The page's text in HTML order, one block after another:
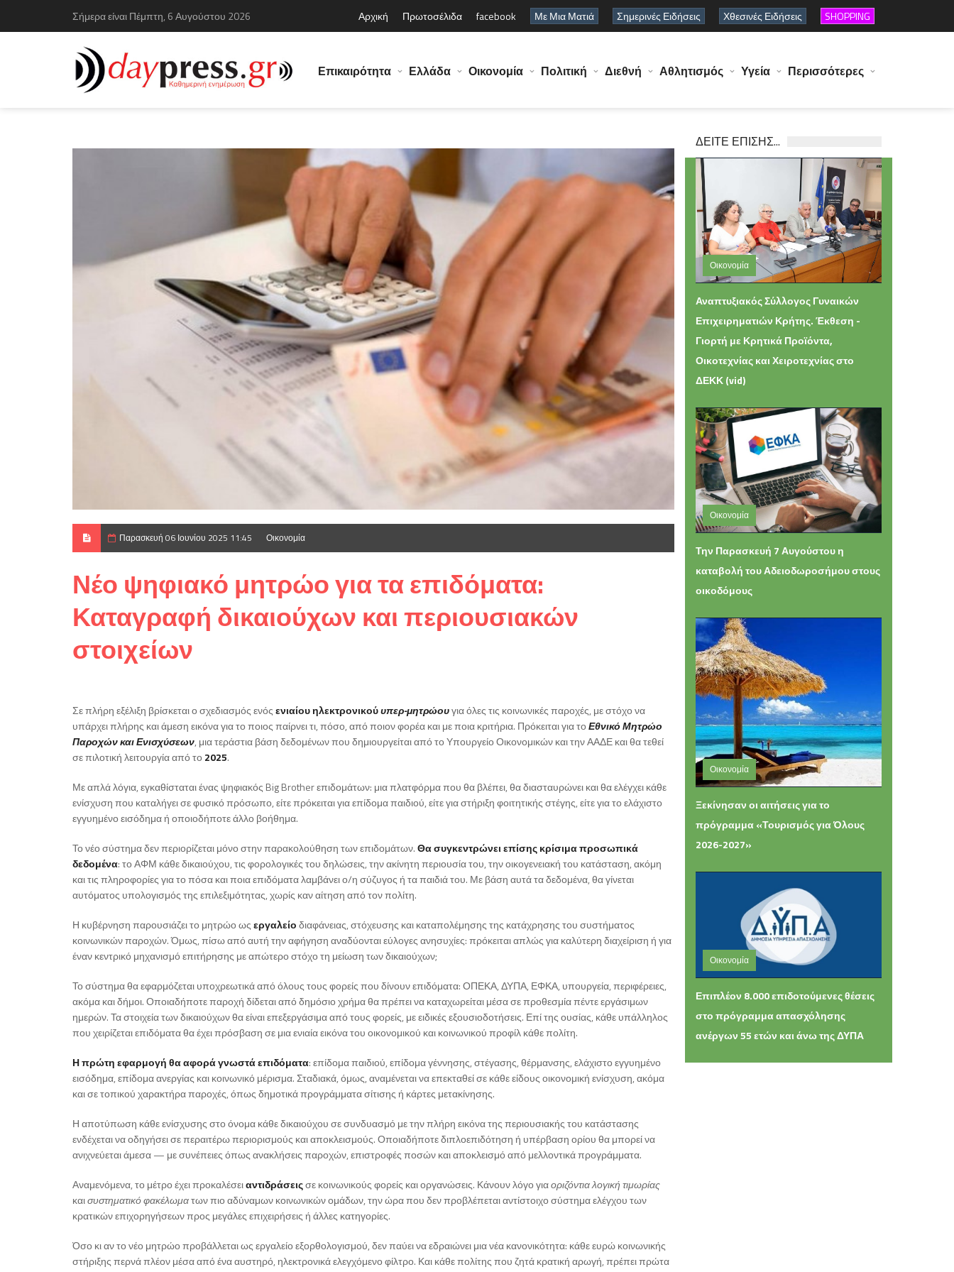
Σήμερα είναι Πέμπτη, 6 Αυγούστου 2026 Αρχική Πρωτοσέλιδα facebook Με Μια Ματιά Σημερινές Ειδήσεις Χθεσινές Ειδήσεις SHOPPING
Επικαιρότητα Ελλάδα Οικονομία Πολιτική Διεθνή Αθλητισμός Υγεία Περισσότερες
Παρασκευή 06 Ιουνίου 2025 11:45 Οικονομία
Νέο ψηφιακό μητρώο για τα επιδόματα:
Καταγραφή δικαιούχων και περιουσιακών
στοιχείων
Σε πλήρη εξέλιξη βρίσκεται ο σχεδιασμός ενόςενιαίου ηλεκτρονικούυπερ-μητρώουγια όλες τις κοινωνικές παροχές, με στόχο να
υπάρχει πλήρης και άμεση εικόνα για το ποιος παίρνει τι, πόσο, από ποιον φορέα και με ποια κριτήρια. Πρόκειται για τοΕθνικό Μητρώο
Παροχών και Ενισχύσεων, μια τεράστια βάση δεδομένων που δημιουργείται από το Υπουργείο Οικονομικών και την ΑΑΔΕ και θα τεθεί
σε πιλοτική λειτουργία από το2025.
Με απλά λόγια, εγκαθίσταται ένας ψηφιακός Big Brother επιδομάτων: μια πλατφόρμα που θα βλέπει, θα διασταυρώνει και θα ελέγχει κάθε
ενίσχυση που καταλήγει σε φυσικό πρόσωπο, είτε πρόκειται για επίδομα παιδιού, είτε για στήριξη φοιτητικής στέγης, είτε για το ελάχιστο
εγγυημένο εισόδημα ή οποιοδήποτε άλλο βοήθημα.
Το νέο σύστημα δεν περιορίζεται μόνο στην παρακολούθηση των επιδομάτων.Θα συγκεντρώνει επίσης κρίσιμα προσωπικά
δεδομένα: το ΑΦΜ κάθε δικαιούχου, τις φορολογικές του δηλώσεις, την ακίνητη περιουσία του, την οικογενειακή του κατάσταση, ακόμη
και τις πληροφορίες για το πόσα και ποια επιδόματα λαμβάνει ο/η σύζυγος ή τα παιδιά του. Με βάση αυτά τα δεδομένα, θα γίνεται
αυτόματος υπολογισμός της επιλεξιμότητας, χωρίς καν αίτηση από τον πολίτη.
Η κυβέρνηση παρουσιάζει το μητρώο ωςεργαλείοδιαφάνειας, στόχευσης και καταπολέμησης της κατάχρησης του συστήματος
κοινωνικών παροχών. Όμως, πίσω από αυτή την αφήγηση αναδύονται εύλογες ανησυχίες: πρόκειται απλώς για καλύτερη διαχείριση ή για
έναν κεντρικό μηχανισμό επιτήρησης με απώτερο στόχο τη μείωση των δικαιούχων;
Το σύστημα θα εφαρμόζεται υποχρεωτικά από όλους τους φορείς που δίνουν επιδόματα: ΟΠΕΚΑ, ΔΥΠΑ, ΕΦΚΑ, υπουργεία, περιφέρειες,
ακόμα και δήμοι. Οποιαδήποτε παροχή δίδεται από δημόσιο χρήμα θα πρέπει να καταχωρείται μέσα σε προθεσμία πέντε εργάσιμων
ημερών. Τα στοιχεία των δικαιούχων θα είναι επεξεργάσιμα από τους φορείς, με ειδικές εξουσιοδοτήσεις. Επί της ουσίας, κάθε υπάλληλος
που χειρίζεται επιδόματα θα έχει πρόσβαση σε μια ενιαία εικόνα του οικονομικού και κοινωνικού προφίλ κάθε πολίτη.
Η πρώτη εφαρμογή θα αφορά γνωστά επιδόματα: επίδομα παιδιού, επίδομα γέννησης, στέγασης, θέρμανσης, ελάχιστο εγγυημένο
εισόδημα, επίδομα ανεργίας και κοινωνικό μέρισμα. Σταδιακά, όμως, αναμένεται να επεκταθεί σε κάθε είδους οικονομική ενίσχυση, ακόμα
και σε τοπικού χαρακτήρα παροχές, όπως δημοτικά προγράμματα σίτισης ή κάρτες μετακίνησης.
Η αποτύπωση κάθε ενίσχυσης στο όνομα κάθε δικαιούχου σε συνδυασμό με την πλήρη εικόνα της περιουσιακής του κατάστασης
ενδέχεται να οδηγήσει σε περαιτέρω περιορισμούς και αποκλεισμούς. Οποιαδήποτε διπλοεπιδότηση ή υπέρβαση ορίου θα μπορεί να
ανιχνεύεται άμεσα — με συνέπειες όπως ανακλήσεις παροχών, επιστροφές ποσών και αποκλεισμό από μελλοντικά προγράμματα.
Αναμενόμενα, το μέτρο έχει προκαλέσειαντιδράσειςσε κοινωνικούς φορείς και οργανώσεις. Κάνουν λόγο γιαοριζόντια λογική τιμωρίας
καισυστηματικό φακέλωματων πιο αδύναμων κοινωνικών ομάδων, την ώρα που δεν προβλέπεται αντίστοιχο σύστημα ελέγχου των
κρατικών επιχορηγήσεων προς μεγάλες επιχειρήσεις ή άλλες κατηγορίες.
Όσο κι αν το νέο μητρώο προβάλλεται ως εργαλείο εξορθολογισμού, δεν παύει να εδραιώνει μια νέα κανονικότητα: κάθε ευρώ κοινωνικής
στήριξης περνά πλέον μέσα από ένα αυστηρό, ηλεκτρονικά ελεγχόμενο φίλτρο. Και κάθε πολίτης που ζητά κρατική αρωγή, πρέπει πρώτα
ΔΕΙΤΕ ΕΠΙΣΗΣ...
Οικονομία
Τετάρτη 05 Αυγούστου 2026 16:49
Αναπτυξιακός Σύλλογος Γυναικών
Επιχειρηματιών Κρήτης. Έκθεση -
Γιορτή με Κρητικά Προϊόντα,
Οικοτεχνίας και Χειροτεχνίας στο
ΔΕΚΚ (vid)
Οικονομία
Τετάρτη 05 Αυγούστου 2026 13:27
Την Παρασκευή 7 Αυγούστου η
καταβολή του Αδειοδωροσήμου στους
οικοδόμους
Οικονομία
Τετάρτη 05 Αυγούστου 2026 11:54
Ξεκίνησαν οι αιτήσεις για το
πρόγραμμα «Τουρισμός για Όλους
2026-2027»
Οικονομία
Τετάρτη 05 Αυγούστου 2026 11:10
Επιπλέον 8.000 επιδοτούμενες θέσεις
στο πρόγραμμα απασχόλησης
ανέργων 55 ετών και άνω της ΔΥΠΑ